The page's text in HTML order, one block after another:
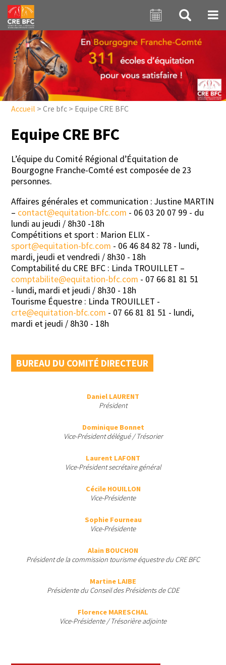
Aller au contenu principal
Accueil > Cre bfc > Equipe CRE BFC
Equipe CRE BFC
L’équipe du Comité Régional d’Équitation de
Bourgogne Franche-Comté est composée de 23
personnes.
Affaires générales et communication : Justine MARTIN
– contact@equitation-bfc.com - 06 03 20 07 99 - du
lundi au jeudi / 8h30 -18h
Compétitions et sport : Marion ELIX -
sport@equitation-bfc.com - 06 46 84 82 78 - lundi,
mardi, jeudi et vendredi / 8h30 - 18h
Comptabilité du CRE BFC : Linda TROUILLET –
comptabilite@equitation-bfc.com - 07 66 81 81 51
- lundi, mardi et jeudi / 8h30 - 18h
Tourisme Équestre : Linda TROUILLET -
crte@equitation-bfc.com - 07 66 81 81 51 - lundi,
mardi et jeudi / 8h30 - 18h
BUREAU DU COMITÉ DIRECTEUR
Daniel LAURENT
Président
Dominique Bonnet
Vice-Président délégué / Trésorier
Laurent LAFONT
Vice-Président secrétaire général
Cécile HOUILLON
Vice-Présidente
Sophie Fourneau
Vice-Présidente
Alain BOUCHON
Président de la commission tourisme équestre du CRE BFC
Martine LAIBE
Présidente du Conseil des Présidents de CDE
Florence MARESCHAL
Vice-Présidente / Trésorière adjointe